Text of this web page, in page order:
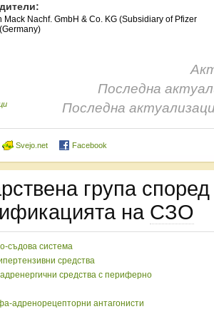
Mack Nachf. GmbH & Co. KG (Subsidiary of Pfizer
Последна
Последна
Svejo.net Facebook
група
на СЗО
съдова система
средства
средства с периферно
адренорецепторни антагонисти